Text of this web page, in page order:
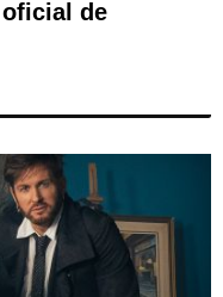
de